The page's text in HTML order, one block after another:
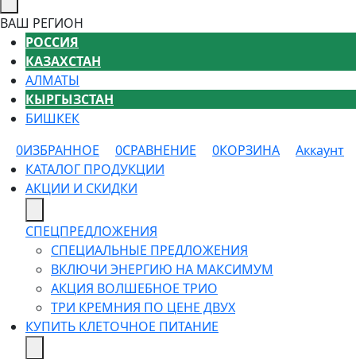
ВАШ РЕГИОН
РОССИЯ
КАЗАХСТАН
АЛМАТЫ
КЫРГЫЗСТАН
БИШКЕК
0ИЗБРАННОЕ 0СРАВНЕНИЕ 0КОРЗИНА
Аккаунт
КАТАЛОГ ПРОДУКЦИИ
АКЦИИ И СКИДКИ
СПЕЦПРЕДЛОЖЕНИЯ
СПЕЦИАЛЬНЫЕ ПРЕДЛОЖЕНИЯ
ВКЛЮЧИ ЭНЕРГИЮ НА МАКСИМУМ
АКЦИЯ ВОЛШЕБНОЕ ТРИО
ТРИ КРЕМНИЯ ПО ЦЕНЕ ДВУХ
КУПИТЬ КЛЕТОЧНОЕ ПИТАНИЕ